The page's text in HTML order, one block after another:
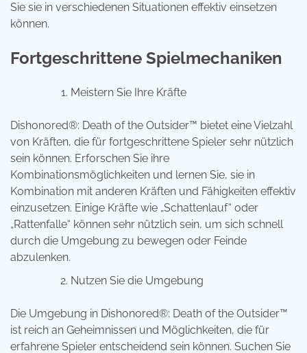
Sie sie in verschiedenen Situationen effektiv einsetzen
können.
Fortgeschrittene Spielmechaniken
Meistern Sie Ihre Kräfte
Dishonored®: Death of the Outsider™ bietet eine Vielzahl
von Kräften, die für fortgeschrittene Spieler sehr nützlich
sein können. Erforschen Sie ihre
Kombinationsmöglichkeiten und lernen Sie, sie in
Kombination mit anderen Kräften und Fähigkeiten effektiv
einzusetzen. Einige Kräfte wie „Schattenlauf“ oder
„Rattenfalle“ können sehr nützlich sein, um sich schnell
durch die Umgebung zu bewegen oder Feinde
abzulenken.
Nutzen Sie die Umgebung
Die Umgebung in Dishonored®: Death of the Outsider™
ist reich an Geheimnissen und Möglichkeiten, die für
erfahrene Spieler entscheidend sein können. Suchen Sie